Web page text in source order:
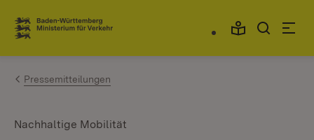
Zum Inhalt springen
Link zur Startseite
Pressemitteilungen
Nachhaltige Mobilität